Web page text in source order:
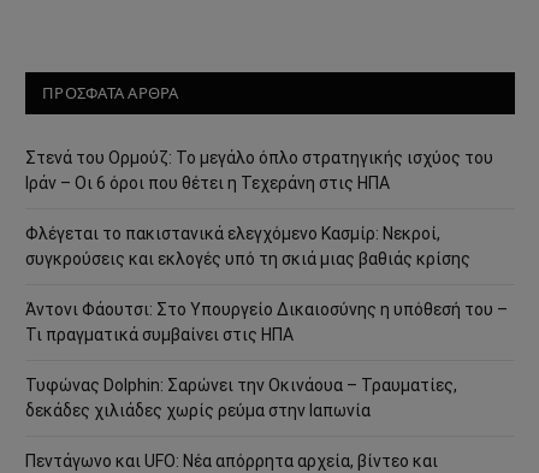
ΠΡΟΣΦΑΤΑ ΑΡΘΡΑ
Στενά του Ορμούζ: Το μεγάλο όπλο στρατηγικής ισχύος του
Ιράν – Οι 6 όροι που θέτει η Τεχεράνη στις ΗΠΑ
Φλέγεται το πακιστανικά ελεγχόμενο Κασμίρ: Νεκροί,
συγκρούσεις και εκλογές υπό τη σκιά μιας βαθιάς κρίσης
Άντονι Φάουτσι: Στο Υπουργείο Δικαιοσύνης η υπόθεσή του –
Τι πραγματικά συμβαίνει στις ΗΠΑ
Τυφώνας Dolphin: Σαρώνει την Οκινάουα – Τραυματίες,
δεκάδες χιλιάδες χωρίς ρεύμα στην Ιαπωνία
Πεντάγωνο και UFO: Νέα απόρρητα αρχεία, βίντεο και